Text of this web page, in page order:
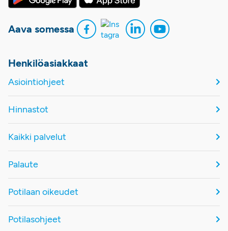
Aava somessa
Henkilöasiakkaat
Asiointiohjeet
Hinnastot
Kaikki palvelut
Palaute
Potilaan oikeudet
Potilasohjeet